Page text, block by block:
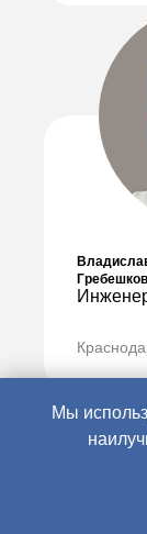
протезиста на
Гребешков
Мы